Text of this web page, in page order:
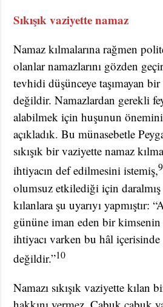
Sıkışık vaziyette namaz
Namaz kılmalarına rağmen
olanlar namazlarını gözden
tevhidi düşünceye taşımayan
değildir. Namazlardan gerekli
alabilmek için huşunun
açıkladık. Bu münasebetle
sıkışık bir vaziyette namaz
ihtiyacın def edilmesini istemiş,9
olumsuz etkilediği için
kılanlara şu uyarıyı yapmıştır:
gününe iman eden bir
ihtiyacı varken bu hâl içerisinde
değildir.”10
Namazı sıkışık vaziyette kılan